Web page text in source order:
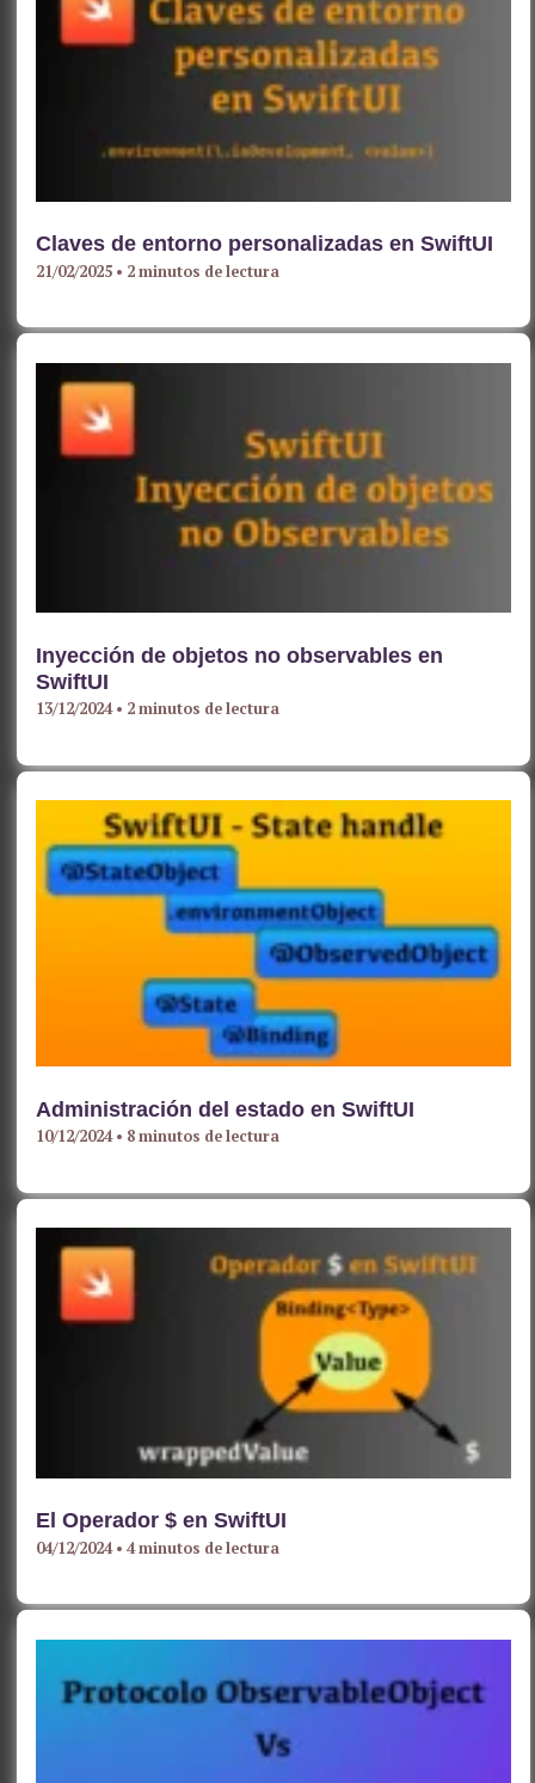
Claves de entorno personalizadas en SwiftUI
21/02/2025 • 2 minutos de lectura
Inyección de objetos no observables en
SwiftUI
13/12/2024• 2 minutos de lectura
Administración del estado en SwiftUI
10/12/2024• 8 minutos de lectura
El Operador $ en SwiftUI
04/12/2024•4 minutos de lectura